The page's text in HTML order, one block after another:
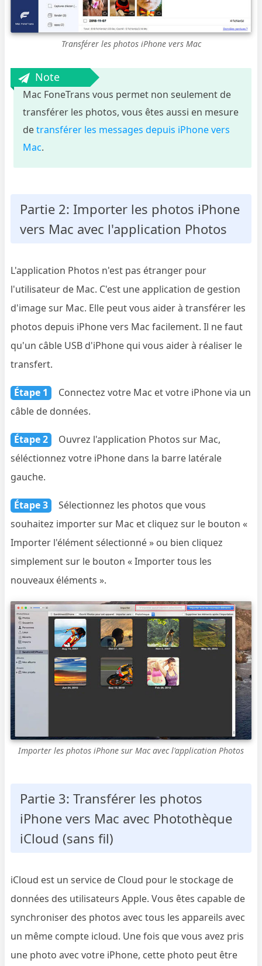
Transférer les photos iPhone vers Mac
Note
Mac FoneTrans vous permet non seulement de
transférer les photos, vous êtes aussi en mesure
detransférer les messages depuis iPhone vers
Mac.
Partie 2: Importer les photos iPhone
vers Mac avec l'application Photos
L'application Photos n'est pas étranger pour
l'utilisateur de Mac. C'est une application de gestion
d'image sur Mac. Elle peut vous aider à transférer les
photos depuis iPhone vers Mac facilement. Il ne faut
qu'un câble USB d'iPhone qui vous aider à réaliser le
transfert.
Étape 1
Connectez votre Mac et votre iPhone via un
câble de données.
Étape 2
Ouvrez l'application Photos sur Mac,
séléctionnez votre iPhone dans la barre latérale
gauche.
Étape 3
Sélectionnez les photos que vous
souhaitez importer sur Mac et cliquez sur le bouton «
Importer l'élément sélectionné » ou bien cliquez
simplement sur le bouton « Importer tous les
nouveaux éléments ».
Importer les photos iPhone sur Mac avec l'application Photos
Partie 3: Transférer les photos
iPhone vers Mac avec Photothèque
iCloud (sans fil)
iCloud est un service de Cloud pour le stockage de
données des utilisateurs Apple. Vous êtes capable de
synchroniser des photos avec tous les appareils avec
un même compte icloud. Une fois que vous avez pris
une photo avec votre iPhone, cette photo peut être